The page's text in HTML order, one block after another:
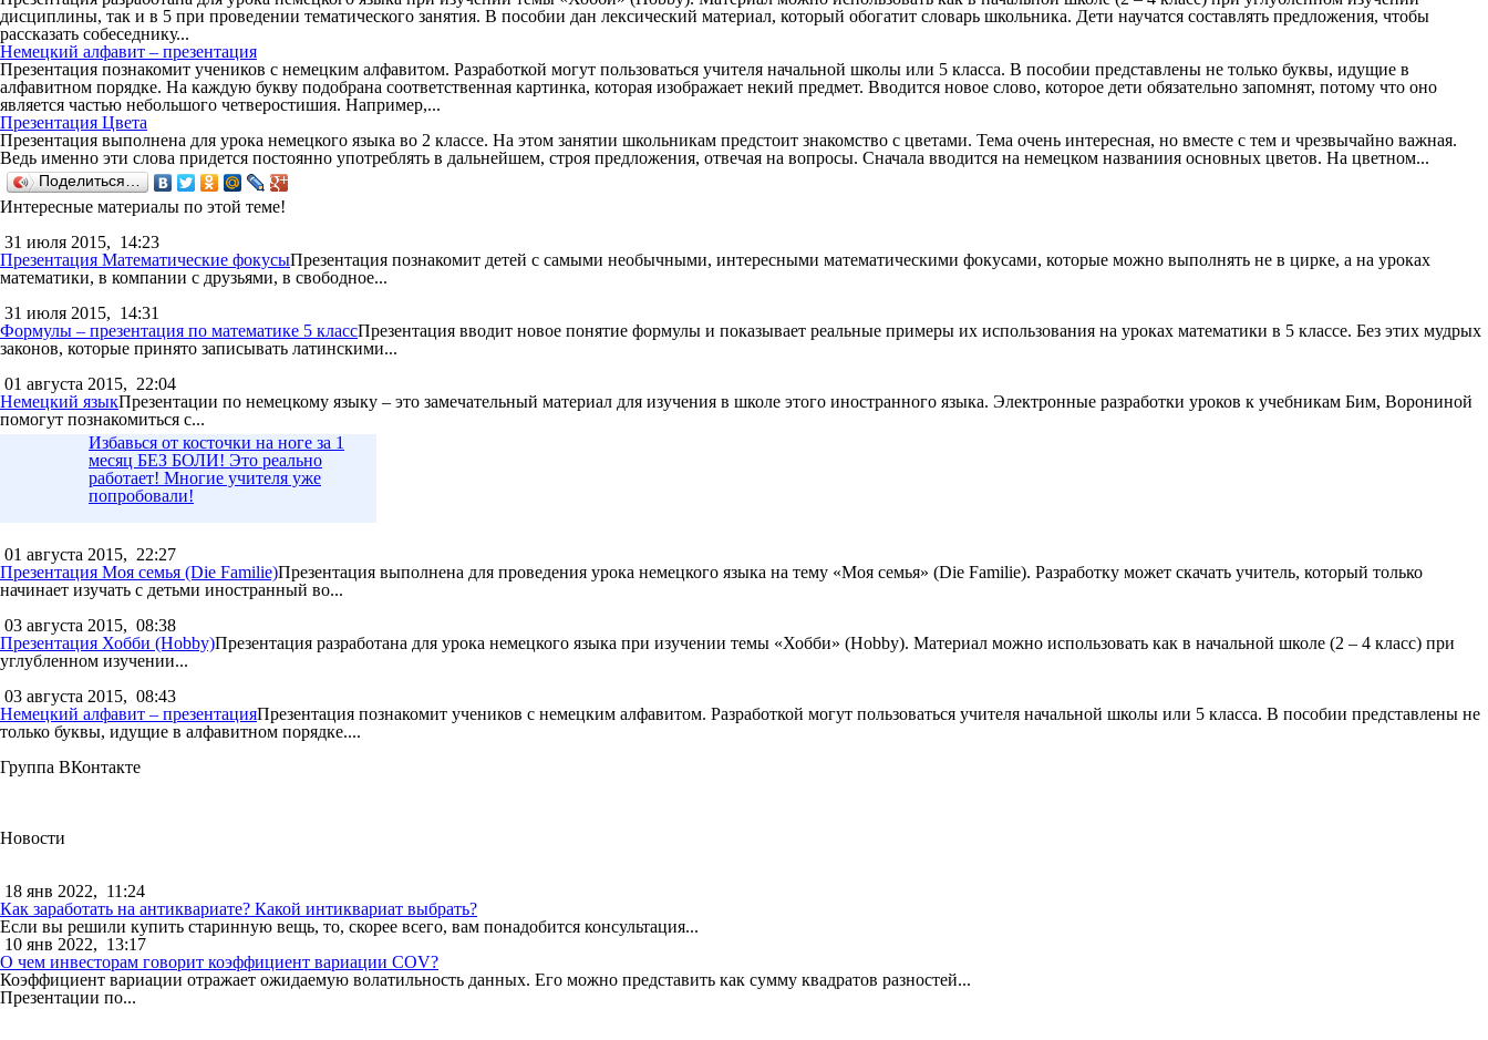
дисциплины, так и в 5 при проведении тематического занятия. В пособии дан лексический материал, который обогатит словарь школьника. Дети научатся составлять предложения, чтобы
рассказать собеседнику...
Немецкий алфавит – презентация
Презентация познакомит учеников с немецким алфавитом. Разработкой могут пользоваться учителя начальной школы или 5 класса. В пособии представлены не только буквы, идущие в
алфавитном порядке. На каждую букву подобрана соответственная картинка, которая изображает некий предмет. Вводится новое слово, которое дети обязательно запомнят, потому что оно
является частью небольшого четверостишия. Например,...
Презентация Цвета
Презентация выполнена для урока немецкого языка во 2 классе. На этом занятии школьникам предстоит знакомство с цветами. Тема очень интересная, но вместе с тем и чрезвычайно важная.
Ведь именно эти слова придется постоянно употреблять в дальнейшем, строя предложения, отвечая на вопросы. Сначала вводится на немецком названиия основных цветов. На цветном...
Поделиться…
Интересные материалы по этой теме!
31 июля 2015, 14:23
Презентация Математические фокусыПрезентация познакомит детей с самыми необычными, интересными математическими фокусами, которые можно выполнять не в цирке, а на уроках
математики, в компании с друзьями, в свободное...
31 июля 2015, 14:31
Формулы – презентация по математике 5 классПрезентация вводит новое понятие формулы и показывает реальные примеры их использования на уроках математики в 5 классе. Без этих мудрых
законов, которые принято записывать латинскими...
01 августа 2015, 22:04
Немецкий языкПрезентации по немецкому языку – это замечательный материал для изучения в школе этого иностранного языка. Электронные разработки уроков к учебникам Бим, Ворониной
помогут познакомиться с...
Избавься от косточки на ноге за 1
месяц БЕЗ БОЛИ! Это реально
работает! Многие учителя уже
попробовали!
01 августа 2015, 22:27
Презентация Моя семья (Die Familie)Презентация выполнена для проведения урока немецкого языка на тему «Моя семья» (Die Familie). Разработку может скачать учитель, который только
начинает изучать с детьми иностранный во...
03 августа 2015, 08:38
Презентация Хобби (Hobby)Презентация разработана для урока немецкого языка при изучении темы «Хобби» (Hobby). Материал можно использовать как в начальной школе (2 – 4 класс) при
углубленном изучении...
03 августа 2015, 08:43
Немецкий алфавит – презентацияПрезентация познакомит учеников с немецким алфавитом. Разработкой могут пользоваться учителя начальной школы или 5 класса. В пособии представлены не
только буквы, идущие в алфавитном порядке....
Группа ВКонтакте
Новости
18 янв 2022, 11:24
Как заработать на антиквариате? Какой интиквариат выбрать?
Если вы решили купить старинную вещь, то, скорее всего, вам понадобится консультация...
10 янв 2022, 13:17
О чем инвесторам говорит коэффициент вариации COV?
Коэффициент вариации отражает ожидаемую волатильность данных. Его можно представить как сумму квадратов разностей...
Презентации по...